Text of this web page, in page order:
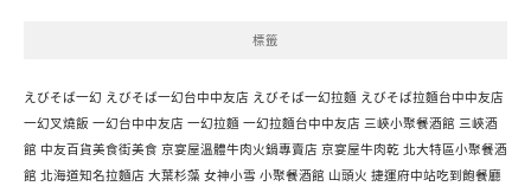
標籤
えびそば一幻 えびそば一幻台中中友店 えびそば一幻拉麵 えびそば拉麵台中中友店
一幻叉燒飯 一幻台中中友店 一幻拉麵 一幻拉麵台中中友店 三峽小聚餐酒館 三峽酒
館 中友百貨美食街美食 京宴屋溫體牛肉火鍋專賣店 京宴屋牛肉乾 北大特區小聚餐酒
館 北海道知名拉麵店 大葉杉藻 女神小雪 小聚餐酒館 山頭火 捷運府中站吃到飽餐廳